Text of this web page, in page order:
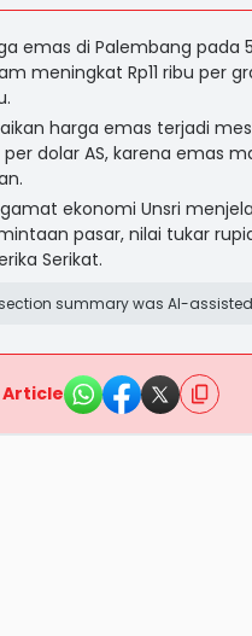
emas di Palembang pada
meningkat Rp11 ribu per
harga emas terjadi
per dolar AS, karena emas
ekonomi Unsri
pasar, nilai tukar
Serikat.
summary was AI-
Article